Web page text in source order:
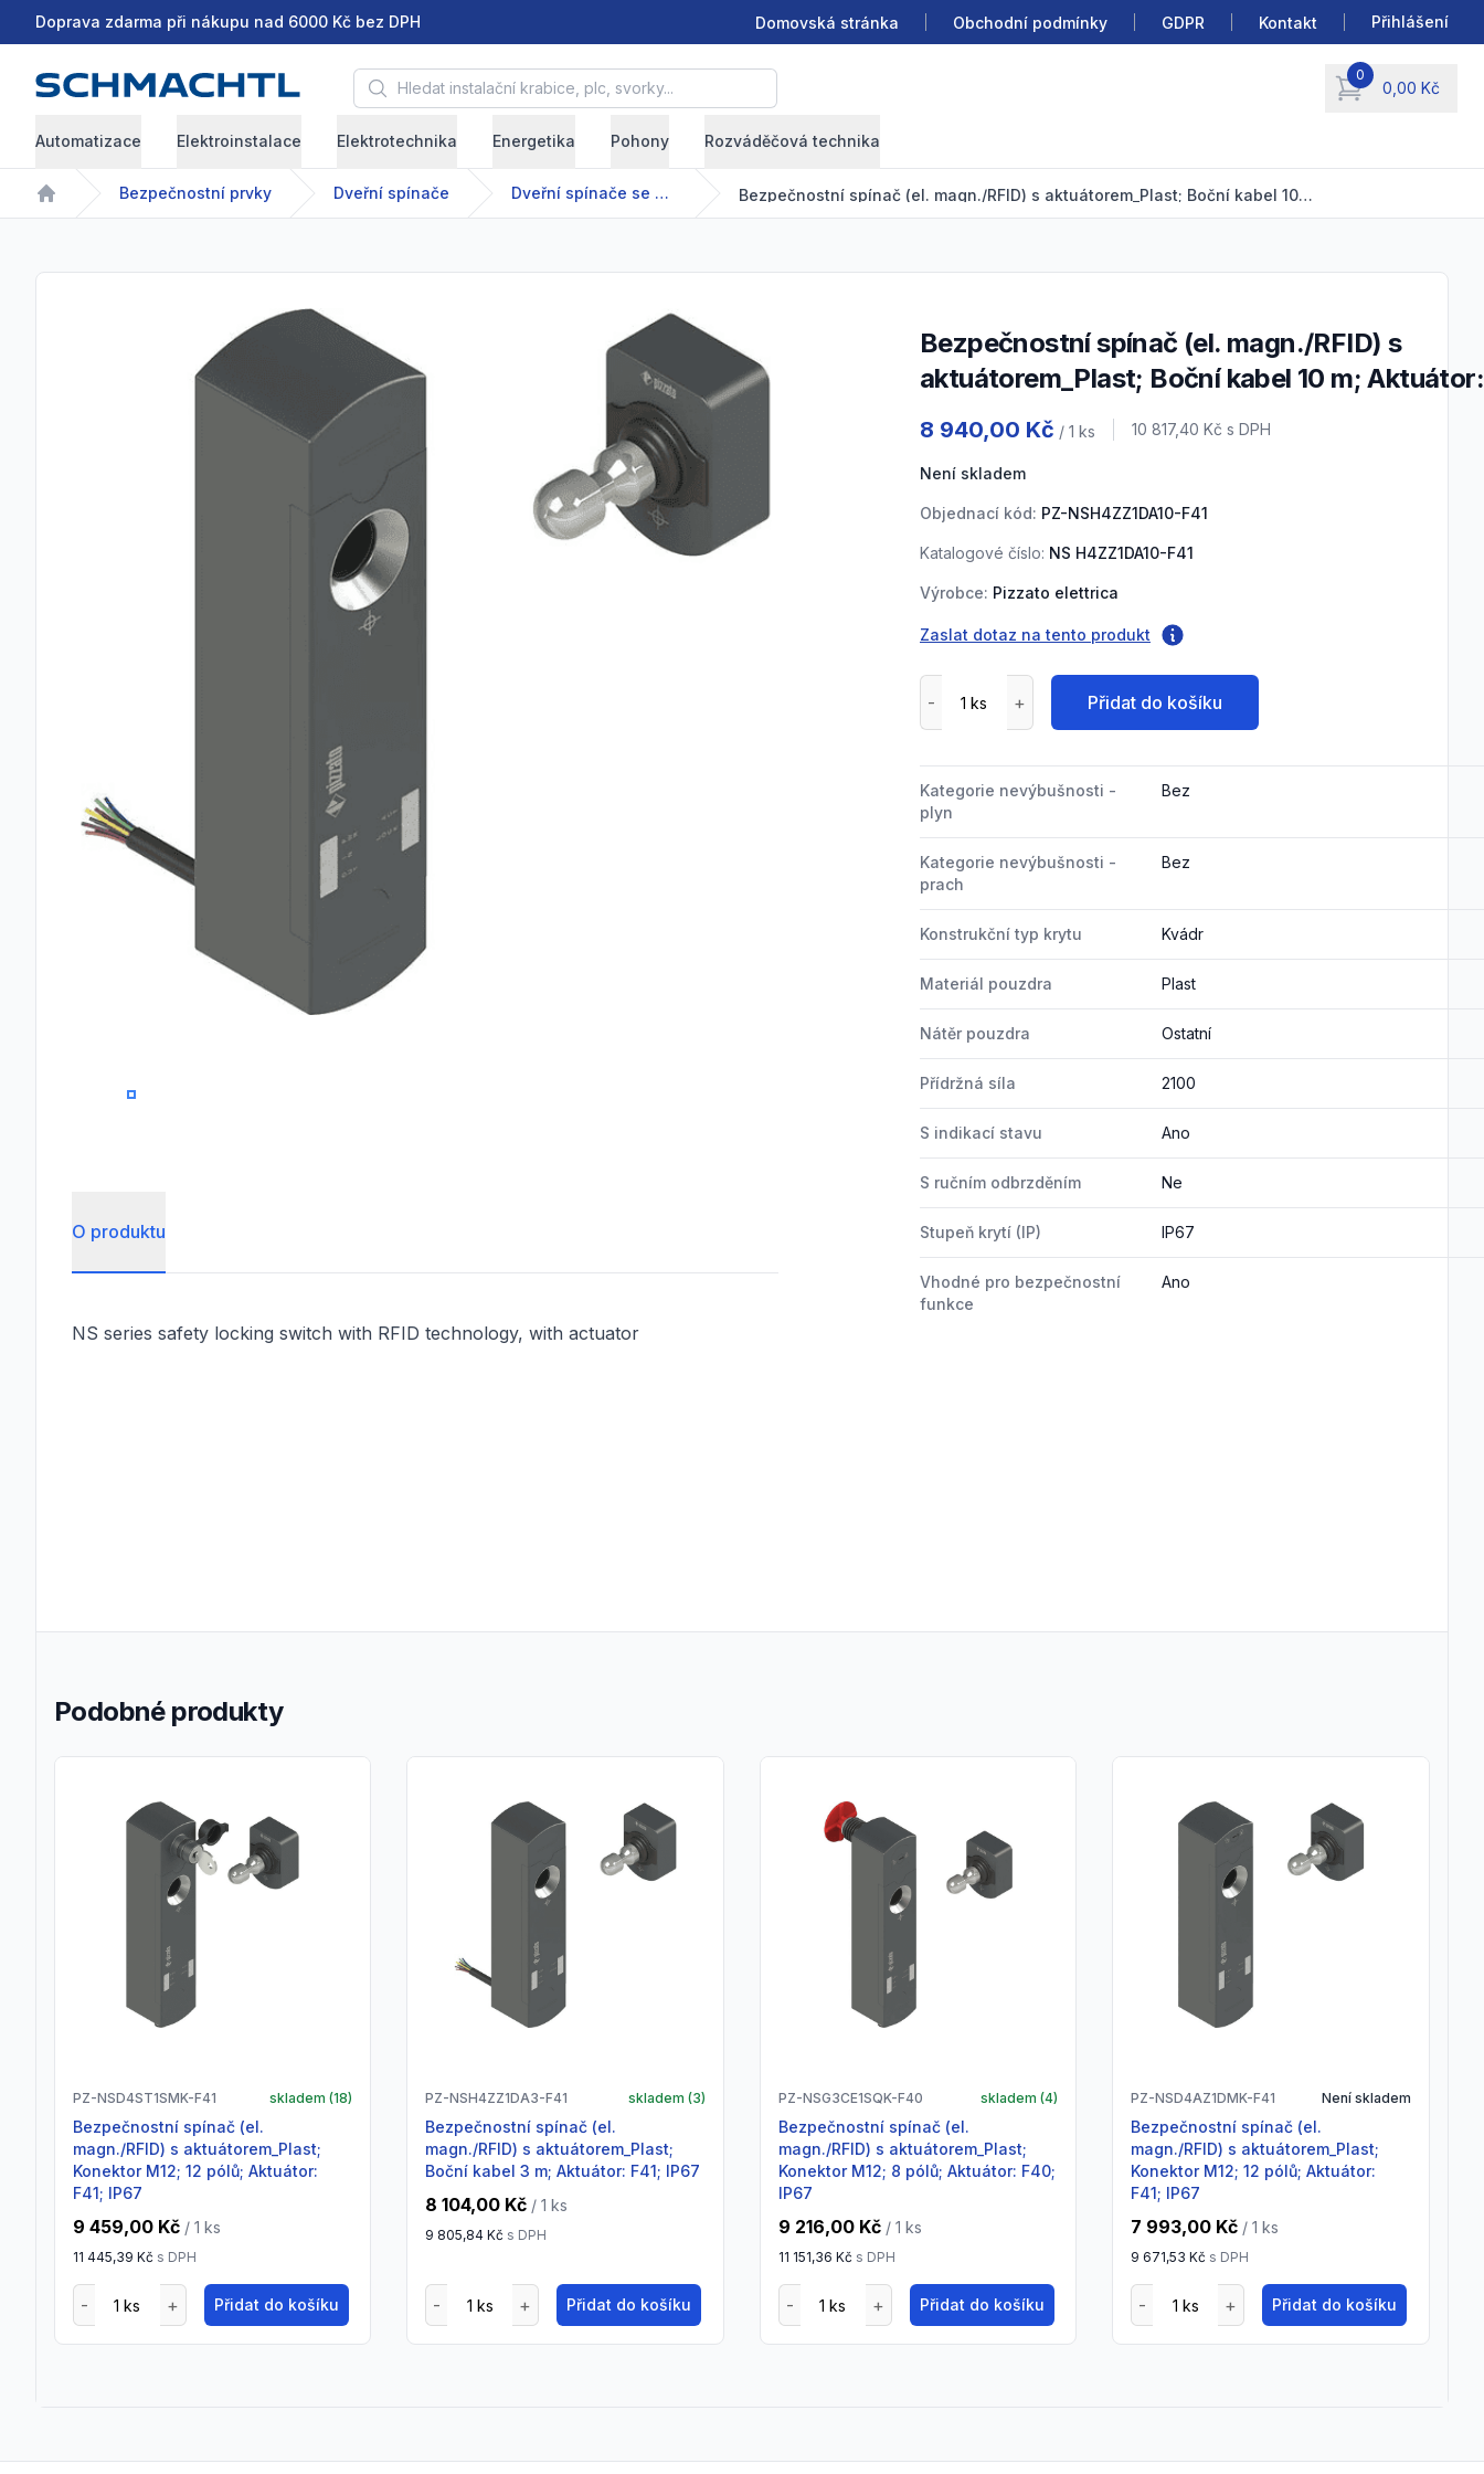
Doprava zdarma při nákupu nad 6000 Kč bez DPH Domovská stránka Obchodní podmínky GDPR Kontakt Přihlášení
Hledat instalační krabice, plc, svorky... 0
0,00 Kč
items in cart, view
Automatizace Elektroinstalace Elektrotechnika Energetika Pohony Rozváděčová technika
Home
Bezpečnostní prvky Dveřní spínače Dveřní spínače se solenoidem / RFID NS Bezpečnostní spínač (el. magn./RFID) s aktuátorem_Plast; Boční kabel 10 m; Aktuátor: F41; IP67
0
Bezpečnostní spínač (el. magn./RFID) s
aktuátorem_Plast; Boční kabel 10 m;
8 940,00 Kč / 1 ks Cena s DPH
10 817,40 Kč s DPH
Není skladem
Objednací kód: PZ-NSH4ZZ1DA10-F41
Katalogové číslo: NS H4ZZ1DA10-F41
Výrobce: Pizzato elettrica
Zaslat dotaz na tento produkt
Přidat do košíku
Kategorie nevýbušnosti -
plyn
Bez
Kategorie nevýbušnosti -
prach
Bez
Konstrukční typ krytu Kvádr
Materiál pouzdra Plast
Nátěr pouzdra Ostatní
Přídržná síla 2100
S indikací stavu Ano
S ručním odbrzděním Ne
Stupeň krytí (IP) IP67
Vhodné pro bezpečnostní
funkce
Ano
O produktu
NS series safety locking switch with RFID technology, with actuator
Podobné produkty
PZ-NSD4ST1SMK-F41 skladem (18)
Bezpečnostní spínač (el.
magn./RFID) s aktuátorem_Plast;
Konektor M12; 12 pólů; Aktuátor:
F41; IP67
9 459,00 Kč / 1 ks
11 445,39 Kč s DPH
Přidat do košíku
PZ-NSH4ZZ1DA3-F41 skladem (3)
Bezpečnostní spínač (el.
magn./RFID) s aktuátorem_Plast;
Boční kabel 3 m; Aktuátor: F41; IP67
8 104,00 Kč / 1 ks
9 805,84 Kč s DPH
Přidat do košíku
PZ-NSG3CE1SQK-F40 skladem (4)
Bezpečnostní spínač (el.
magn./RFID) s aktuátorem_Plast;
Konektor M12; 8 pólů; Aktuátor: F40;
IP67
9 216,00 Kč / 1 ks
11 151,36 Kč s DPH
Přidat do košíku
PZ-NSD4AZ1DMK-F41 Není skladem
Bezpečnostní spínač (el.
magn./RFID) s aktuátorem_Plast;
Konektor M12; 12 pólů; Aktuátor:
F41; IP67
7 993,00 Kč / 1 ks
9 671,53 Kč s DPH
Přidat do košíku